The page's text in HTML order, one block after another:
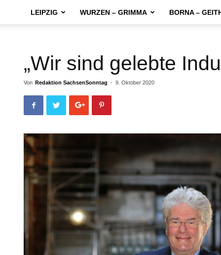
LEIPZIG WURZEN – GRIMMA BORNA –
„Wir sind gelebte
Von Redaktion SachsenSonntag - 9. Oktober 2020